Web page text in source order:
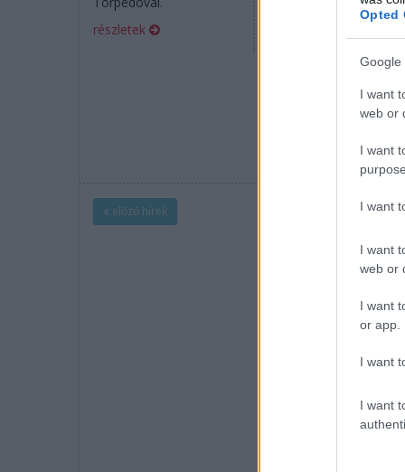
Opted
Google
I want
web or
I want
I want
I want
web or
I want
or app.
I want
I want
részletek
Fazekas Károly gárdái
öregbítették a magyar
motorsport hírnevét.
előző hírek